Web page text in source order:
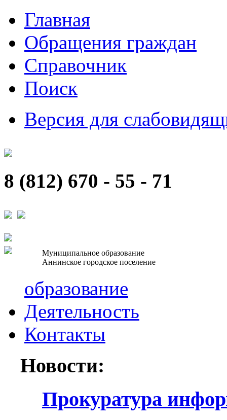
Главная
Обращения граждан
Справочник
Поиск
Версия для
8 (812) 670 - 55 - 71
Муниципальное образование
Аннинское городское поселение
образование
Деятельность
Контакты
Новости:
Прокуратура